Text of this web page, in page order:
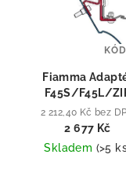
Fiamma
F45S/F45L/
2 212,40 Kč bez
2 677 Kč
Skladem (>5